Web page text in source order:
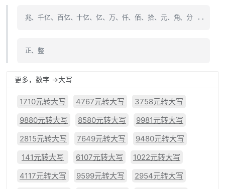
兆、千亿、百亿、十亿、亿、万、仟、佰、拾、元、角、分 ..
正、整
更多，数字 ->大写
1710元转大写 4767元转大写
3758元转大写
9880元转大写
8580元转大写
9981元转大写
2815元转大写
7649元转大写
9480元转大写
141元转大写
6107元转大写
1022元转大写
4117元转大写
9599元转大写
2954元转大写